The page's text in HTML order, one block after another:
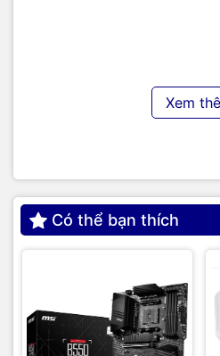
mạch cho người dùng.
cáp HDMI, cáp USB, cáp mạng,
phẩm đều được thiết kế với tiêu
năng truyền tải dữ liệu nhanh
Cáp HDMI của VegGieg hỗ trợ
cả 4K và 8K, mang lại hình ảnh
thực. Đây là lựa chọn hoàn hảo
đình và văn phòng.
Xem
Có thể bạn thích